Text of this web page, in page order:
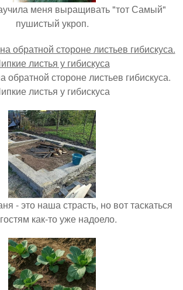
меня выращивать "тот Самый"
пушистый укроп.
обратной стороне листьев гибискуса.
листья у гибискуса
- это наша страсть, но вот таскаться
как-то уже надоело.